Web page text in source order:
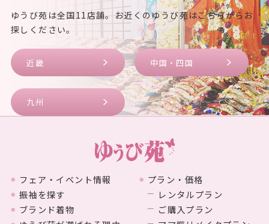
ゆうび苑は全国11店舗。お近くのゆうび苑はこちらからお
探しください。
近畿 中国・四国
九州
フェア・イベント情報
振袖を探す
ブランド着物
プラン・価格
レンタルプラン
ご購入プラン